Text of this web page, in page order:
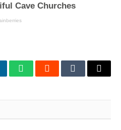
WhatsAppRedditTumblrEmail